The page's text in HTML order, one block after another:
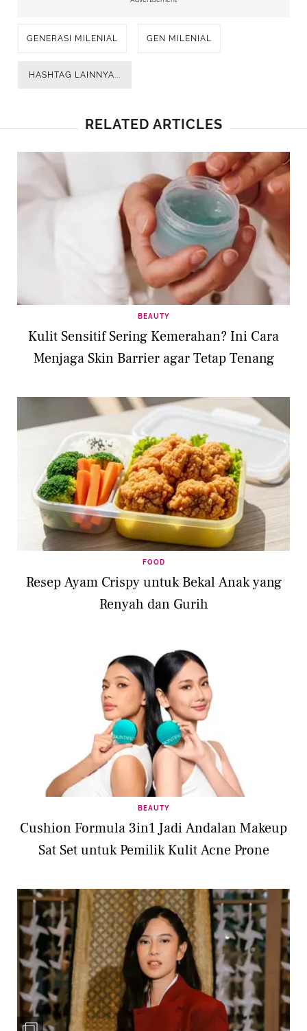
GENERASI MILENIAL GEN MILENIAL
HASHTAG LAINNYA...
RELATED ARTICLES
BEAUTY
Kulit Sensitif Sering Kemerahan? Ini Cara
Menjaga Skin Barrier agar Tetap Tenang
FOOD
Resep Ayam Crispy untuk Bekal Anak yang
Renyah dan Gurih
BEAUTY
Cushion Formula 3in1 Jadi Andalan Makeup
Sat Set untuk Pemilik Kulit Acne Prone